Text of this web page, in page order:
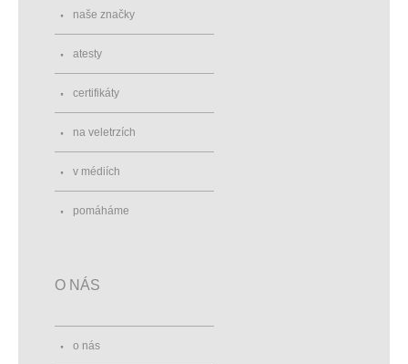
naše značky
atesty
certifikáty
na veletrzích
v médiích
pomáháme
O NÁS
o nás